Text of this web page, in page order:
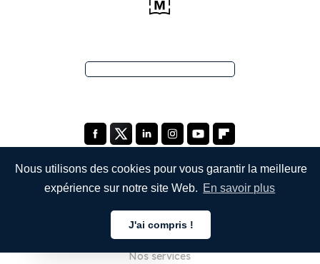
Nous utilisons des cookies pour vous garantir la meilleure
expérience sur notre site Web. En savoir plus
J'ai compris !
À propos de nous
Nos services
Français